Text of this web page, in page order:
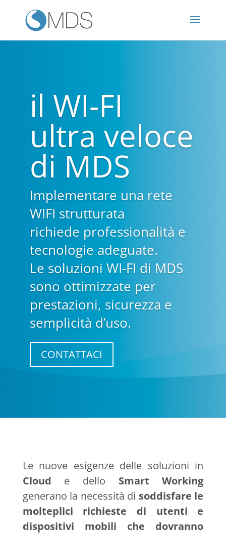
il WI-FI
ultra veloce
di MDS
Implementare una rete
WIFI strutturata
richiede professionalità e
tecnologie adeguate.
Le soluzioni WI-FI di MDS
sono ottimizzate per
prestazioni, sicurezza e
semplicità d’uso.
CONTATTACI
Le nuove esigenze delle soluzioni in
Cloud e dello Smart
Working
generano la necessità di soddisfare le
molteplici richieste di utenti e
dispositivi mobili che dovranno